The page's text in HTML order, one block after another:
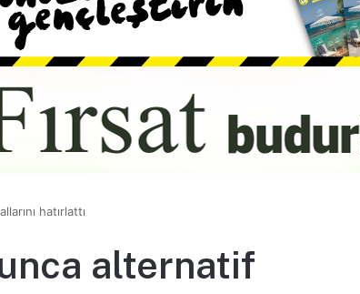
hatırlattı
alternatif